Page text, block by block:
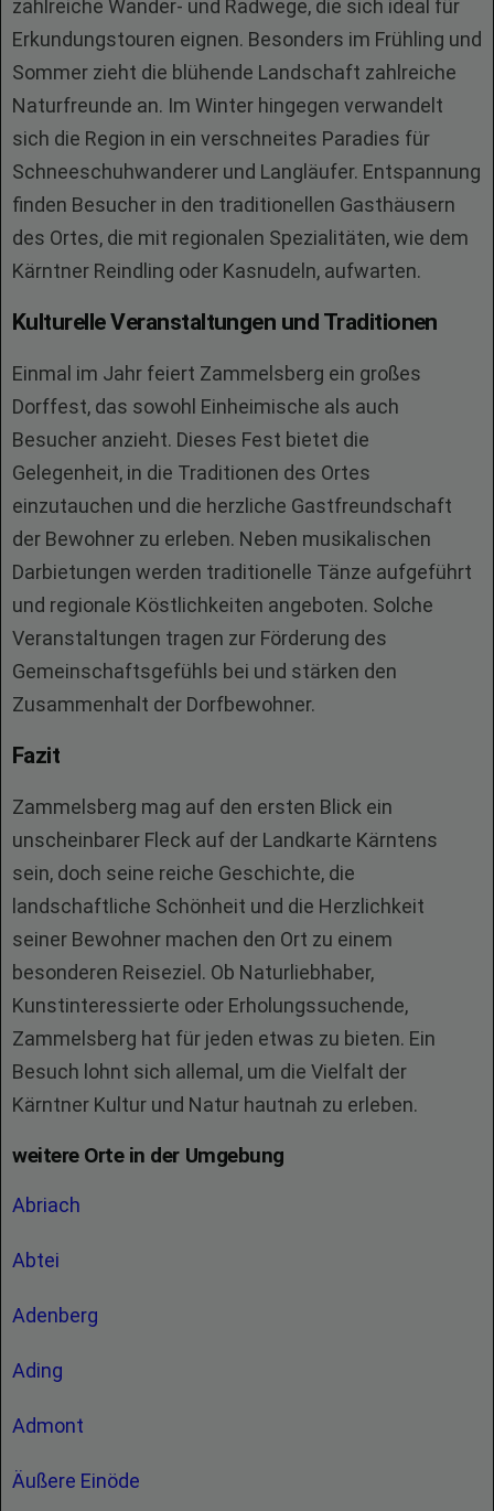
zahlreiche Wander- und Radwege, die sich ideal für
Erkundungstouren eignen. Besonders im Frühling und
Sommer zieht die blühende Landschaft zahlreiche
Naturfreunde an. Im Winter hingegen verwandelt
sich die Region in ein verschneites Paradies für
Schneeschuhwanderer und Langläufer. Entspannung
finden Besucher in den traditionellen Gasthäusern
des Ortes, die mit regionalen Spezialitäten, wie dem
Kärntner Reindling oder Kasnudeln, aufwarten.
Kulturelle Veranstaltungen und Traditionen
Einmal im Jahr feiert Zammelsberg ein großes
Dorffest, das sowohl Einheimische als auch
Besucher anzieht. Dieses Fest bietet die
Gelegenheit, in die Traditionen des Ortes
einzutauchen und die herzliche Gastfreundschaft
der Bewohner zu erleben. Neben musikalischen
Darbietungen werden traditionelle Tänze aufgeführt
und regionale Köstlichkeiten angeboten. Solche
Veranstaltungen tragen zur Förderung des
Gemeinschaftsgefühls bei und stärken den
Zusammenhalt der Dorfbewohner.
Fazit
Zammelsberg mag auf den ersten Blick ein
unscheinbarer Fleck auf der Landkarte Kärntens
sein, doch seine reiche Geschichte, die
landschaftliche Schönheit und die Herzlichkeit
seiner Bewohner machen den Ort zu einem
besonderen Reiseziel. Ob Naturliebhaber,
Kunstinteressierte oder Erholungssuchende,
Zammelsberg hat für jeden etwas zu bieten. Ein
Besuch lohnt sich allemal, um die Vielfalt der
Kärntner Kultur und Natur hautnah zu erleben.
weitere Orte in der Umgebung
Abriach
Abtei
Adenberg
Ading
Admont
Äußere Einöde